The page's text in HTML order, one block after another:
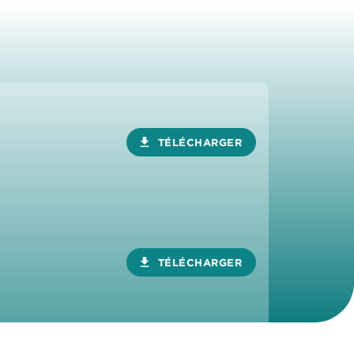
download TÉLÉCHARGER
download TÉLÉCHARGER